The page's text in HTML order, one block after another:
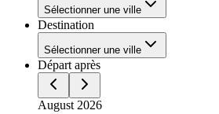
Sélectionner une ville
Destination
Sélectionner une ville
Départ après
August 2026